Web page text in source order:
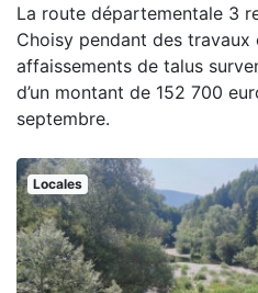
La route départementale 3
Choisy pendant des travaux
affaissements de talus
d’un montant de 152 700
septembre.
Locales